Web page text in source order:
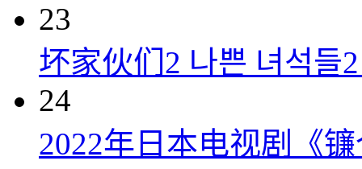
23
坏家伙们2 나쁜 녀석들
24
2022年日本电视剧《